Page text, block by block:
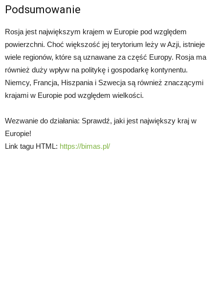
Podsumowanie
Rosja jest największym krajem w Europie pod względem
powierzchni. Choć większość jej terytorium leży w Azji, istnieje
wiele regionów, które są uznawane za część Europy. Rosja ma
również duży wpływ na politykę i gospodarkę kontynentu.
Niemcy, Francja, Hiszpania i Szwecja są również znaczącymi
krajami w Europie pod względem wielkości.
Wezwanie do działania: Sprawdź, jaki jest największy kraj w
Europie!
Link tagu HTML: https://bimas.pl/